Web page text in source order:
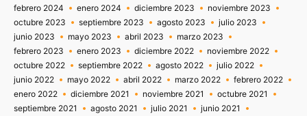
febrero 2024
enero 2024 diciembre 2023
noviembre 2023
octubre 2023
septiembre 2023 agosto 2023
julio 2023
junio 2023
mayo 2023 abril 2023
marzo 2023
febrero 2023
enero 2023 diciembre 2022
noviembre 2022
octubre 2022
septiembre 2022 agosto 2022
julio 2022
junio 2022
mayo 2022 abril 2022 marzo 2022
febrero 2022
enero 2022
diciembre 2021 noviembre 2021
octubre 2021
septiembre 2021
agosto 2021 julio 2021
junio 2021